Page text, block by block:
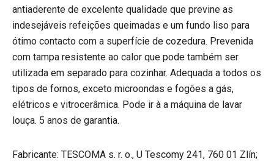
antiaderente de excelente qualidade que previne as
indesejáveis refeições queimadas e um fundo liso para
ótimo contacto com a superfície de cozedura. Prevenida
com tampa resistente ao calor que pode também ser
utilizada em separado para cozinhar. Adequada a todos os
tipos de fornos, exceto microondas e fogões a gás,
elétricos e vitrocerâmica. Pode ir à a máquina de lavar
louça. 5 anos de garantia.
Fabricante: TESCOMA s. r. o., U Tescomy 241, 760 01 Zlín;